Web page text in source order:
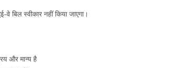
ई-वे बिल स्वीकार नहीं किया जाएगा।
और मान्य है